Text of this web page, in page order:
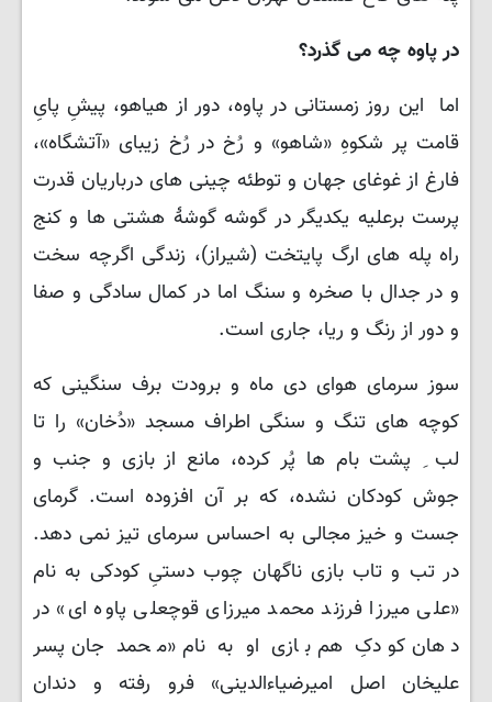
در پاوه چه می گذرد؟
اما این روز زمستانی در پاوه، دور از هیاهو، پیشِ پایِ
قامت پر شکوهِ «شاهو» و رُخ در رُخ زیبای «آتشگاه»،
فارغ از غوغای جهان و توطئه چینی های درباریان قدرت
پرست برعلیه یکدیگر در گوشه گوشهٔ هشتی ها و کنج
راه پله های ارگ پایتخت (شیراز)، زندگی اگرچه سخت
و در جدال با صخره و سنگ اما در کمال سادگی و صفا
و دور از رنگ و ریا، جاری است.
سوز سرمای هوای دی ماه ‌و برودت برف سنگینی که
کوچه های تنگ و سنگی اطراف مسجد «دُخان» را تا
لب ِ پشت بام ها پُر کرده، مانع از بازی و جنب و
جوش کودکان نشده، که بر آن افزوده است. گرمای
جست و خیز مجالی به احساس سرمای تیز نمی دهد.
در تب و تاب بازی ناگهان چوب دستیِ کودکی به نام
«علی میرزا فرزند محمد میرزای قوچعلی پاوه ای» در
دهان کودکِ هم بازی او به نام «محمد جان پسر
علیخان اصل امیرضیاءالدینی» فرو رفته و دندان